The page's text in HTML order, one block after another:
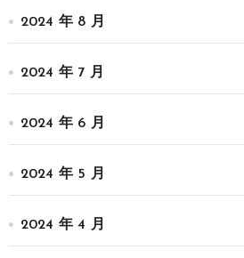
2024 年 8 月
2024 年 7 月
2024 年 6 月
2024 年 5 月
2024 年 4 月